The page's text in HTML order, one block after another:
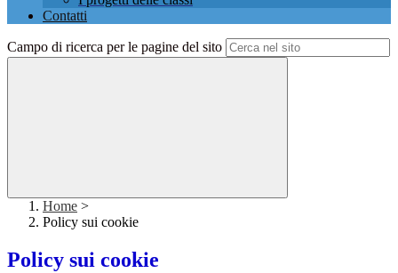
Contatti
Campo di ricerca per le pagine del sito
Home >
Policy sui cookie
Policy sui cookie